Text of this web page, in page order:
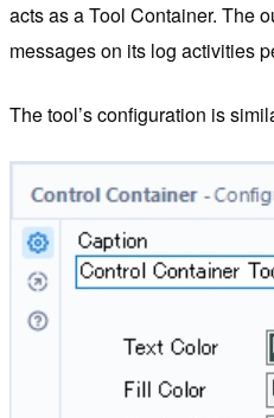
acts as a Tool Container. The
messages on its log activities
The tool’s configuration is